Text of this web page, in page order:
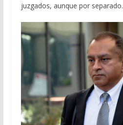
juzgados, aunque por separado.